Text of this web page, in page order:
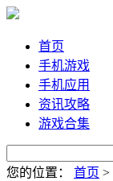
首页
手机游戏
手机应用
资讯攻略
游戏合集
您的位置： 首页 >